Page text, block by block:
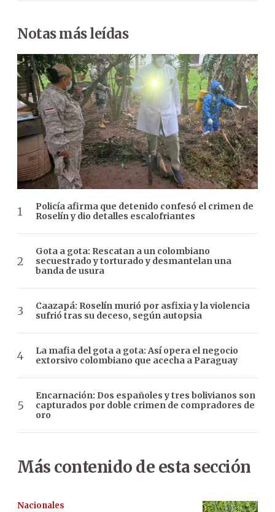
Notas más leídas
Policía afirma que detenido confesó el crimen de
Roselín y dio detalles escalofriantes
Gota a gota: Rescatan a un colombiano
secuestrado y torturado y desmantelan una
banda de usura
Caazapá: Roselín murió por asfixia y la violencia
sufrió tras su deceso, según autopsia
La mafia del gota a gota: Así opera el negocio
extorsivo colombiano que acecha a Paraguay
Encarnación: Dos españoles y tres bolivianos son
capturados por doble crimen de compradores de
oro
Más contenido de esta sección
Nacionales